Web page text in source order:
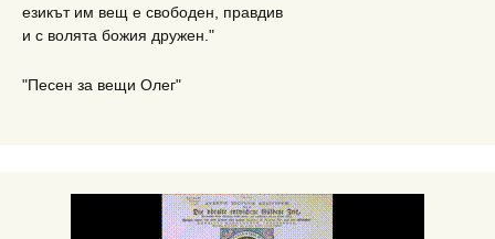
езикът им вещ е свободен, правдив
и с волята божия дружен."
"Песен за вещи Олег"